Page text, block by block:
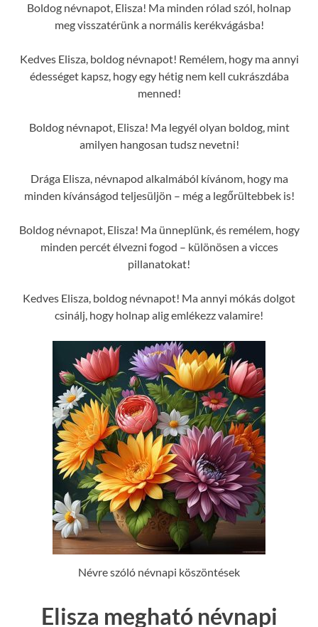
Boldog névnapot, Elisza! Ma minden rólad szól, holnap
meg visszatérünk a normális kerékvágásba!
Kedves Elisza, boldog névnapot! Remélem, hogy ma annyi
édességet kapsz, hogy egy hétig nem kell cukrászdába
menned!
Boldog névnapot, Elisza! Ma legyél olyan boldog, mint
amilyen hangosan tudsz nevetni!
Drága Elisza, névnapod alkalmából kívánom, hogy ma
minden kívánságod teljesüljön – még a legőrültebbek is!
Boldog névnapot, Elisza! Ma ünneplünk, és remélem, hogy
minden percét élvezni fogod – különösen a vicces
pillanatokat!
Kedves Elisza, boldog névnapot! Ma annyi mókás dolgot
csinálj, hogy holnap alig emlékezz valamire!
Névre szóló névnapi köszöntések
Elisza megható névnapi